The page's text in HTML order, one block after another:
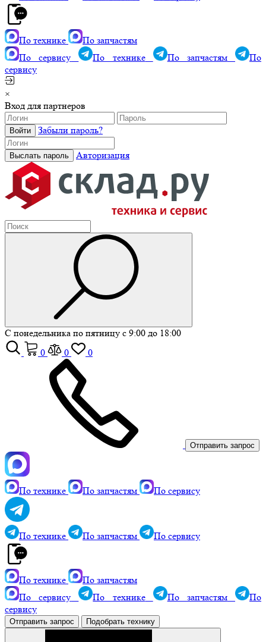
По технике
По запчастям
По сервису
По технике По запчастям
По
сервису
×
Вход для партнеров
Забыли пароль?
Авторизация
С понедельника по пятницу с 9:00 до 18:00
0
0 0
Отправить запрос
По технике По запчастям По сервису
По технике По запчастям По сервису
По технике
По запчастям
По сервису
По технике По запчастям
По
сервису
Отправить запрос Подобрать технику